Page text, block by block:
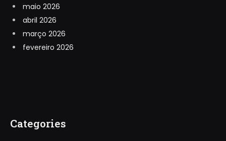
maio 2026
abril 2026
março 2026
fevereiro 2026
Categories